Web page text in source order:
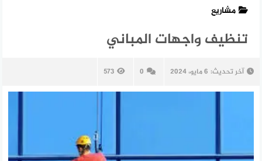
مشاريع
تنظيف واجهات المباني
آخر تحديث: 6 مايو، 2024 0
573